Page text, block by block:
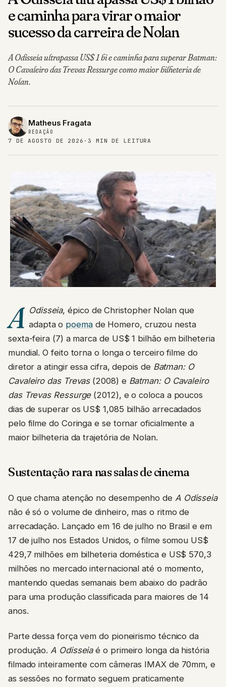
e caminha para virar o maior
sucesso da carreira de Nolan
A Odisseia ultrapassa US$ 1 bi e caminha para superar Batman:
O Cavaleiro das Trevas Ressurge como maior bilheteria de
Nolan.
Matheus Fragata
REDAÇÃO
7 DE AGOSTO DE 2026 · 3 MIN DE LEITURA
A Odisseia, épico de Christopher Nolan que
adapta o poemade Homero, cruzou nesta
sexta-feira (7) a marca de US$ 1 bilhão em bilheteria
mundial. O feito torna o longa o terceiro filme do
diretor a atingir essa cifra, depois de Batman: O
Cavaleiro das Trevas(2008) e Batman: O Cavaleiro
das Trevas Ressurge(2012), e o coloca a poucos
dias de superar os US$ 1,085 bilhão arrecadados
pelo filme do Coringa e se tornar oficialmente a
maior bilheteria da trajetória de Nolan.
Sustentação rara nas salas de cinema
O que chama atenção no desempenho de A Odisseia
não é só o volume de dinheiro, mas o ritmo de
arrecadação. Lançado em 16 de julho no Brasil e em
17 de julho nos Estados Unidos, o filme somou US$
429,7 milhões em bilheteria doméstica e US$ 570,3
milhões no mercado internacional até o momento,
mantendo quedas semanais bem abaixo do padrão
para uma produção classificada para maiores de 14
anos.
Parte dessa força vem do pioneirismo técnico da
produção.A Odisseiaé o primeiro longa da história
filmado inteiramente com câmeras IMAX de 70mm, e
as sessões no formato seguem praticamente